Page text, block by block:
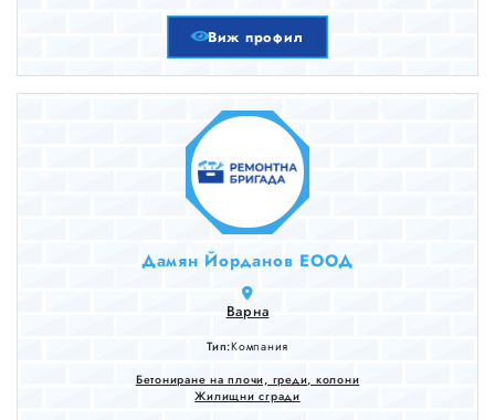
Виж профил
Дамян Йорданов ЕООД
Варна
Тип:Компания
Бетониране на плочи, греди, колони
Жилищни сгради